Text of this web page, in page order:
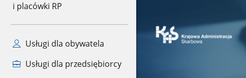
i placówki RP
Usługi dla obywatela
Usługi dla przedsiębiorcy